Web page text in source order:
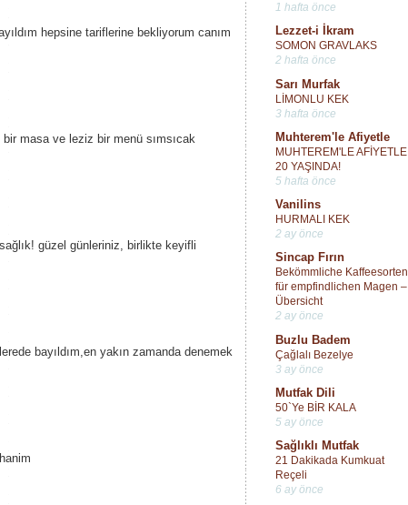
1 hafta önce
Lezzet-i İkram
SOMON GRAVLAKS
2 hafta önce
Sarı Murfak
LİMONLU KEK
3 hafta önce
Muhterem'le Afiyetle
MUHTEREM'LE AFİYETLE
20 YAŞINDA!
5 hafta önce
Vanilins
HURMALI KEK
2 ay önce
Sincap Fırın
Bekömmliche Kaffeesorten
für empfindlichen Magen –
Übersicht
2 ay önce
Buzlu Badem
Çağlalı Bezelye
3 ay önce
Mutfak Dili
50`Ye BİR KALA
5 ay önce
Sağlıklı Mutfak
21 Dakikada Kumkuat
Reçeli
6 ay önce
hepsine tariflerine bekliyorum canım
bir masa ve leziz bir menü sımsıcak
güzel günleriniz, birlikte keyifli
bayıldım,en yakın zamanda denemek